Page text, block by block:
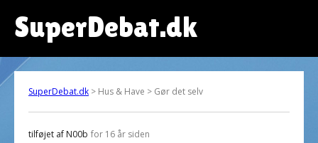
SuperDebat.dk
SuperDebat.dk > Hus & Have > Gør det selv
tilføjet af N00b for 16 år siden